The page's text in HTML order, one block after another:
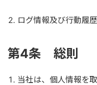
ログ情報及び行動履
第4条 総則
当社は、個人情報を